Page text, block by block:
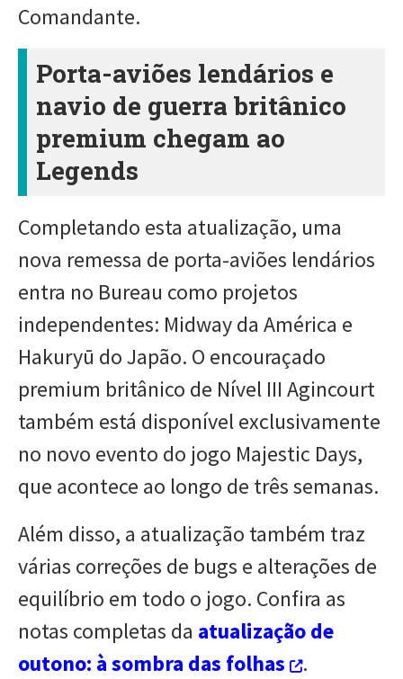
Comandante.
Porta-aviões lendários e
navio de guerra britânico
premium chegam ao
Legends
Completando esta atualização, uma
nova remessa de porta-aviões lendários
entra no Bureau como projetos
independentes: Midway da América e
Hakuryū do Japão. O encouraçado
premium britânico de Nível III Agincourt
também está disponível exclusivamente
no novo evento do jogo Majestic Days,
que acontece ao longo de três semanas.
Além disso, a atualização também traz
várias correções de bugs e alterações de
equilíbrio em todo o jogo. Confira as
notas completas da atualização de
outono: à sombra das folhas
.